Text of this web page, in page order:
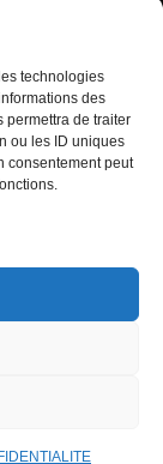
technologies
des
permettra de traiter
ou les ID uniques
consentement peut
sont